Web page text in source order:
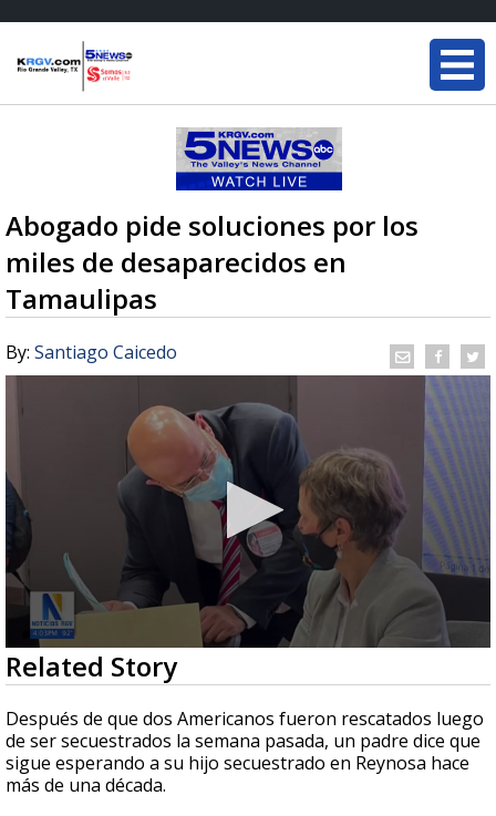
Abogado pide soluciones por los
miles de desaparecidos en
Tamaulipas
By: Santiago Caicedo
0
seconds
of
1
minute,
15
seconds
Related Story
Después de que dos Americanos fueron rescatados luego
de ser secuestrados la semana pasada, un padre dice que
sigue esperando a su hijo secuestrado en Reynosa hace
más de una década.